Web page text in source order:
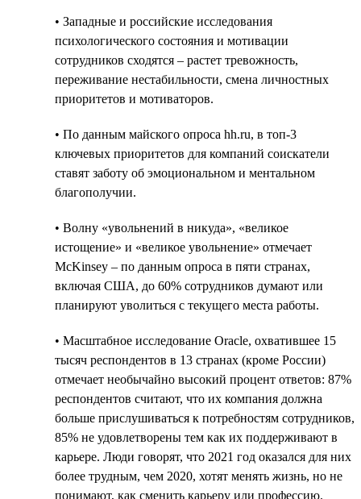
• Западные и российские исследования
психологического состояния и мотивации
сотрудников сходятся – растет тревожность,
переживание нестабильности, смена личностных
приоритетов и мотиваторов.
• По данным майского опроса hh.ru, в топ-3
ключевых приоритетов для компаний соискатели
ставят заботу об эмоциональном и ментальном
благополучии.
• Волну «увольнений в никуда», «великое
истощение» и «великое увольнение» отмечает
McKinsey – по данным опроса в пяти странах,
включая США, до 60% сотрудников думают или
планируют уволиться с текущего места работы.
• Масштабное исследование Oracle, охватившее 15
тысяч респондентов в 13 странах (кроме России)
отмечает необычайно высокий процент ответов: 87%
респондентов считают, что их компания должна
больше прислушиваться к потребностям сотрудников,
85% не удовлетворены тем как их поддерживают в
карьере. Люди говорят, что 2021 год оказался для них
более трудным, чем 2020, хотят менять жизнь, но не
понимают, как сменить карьеру или профессию.